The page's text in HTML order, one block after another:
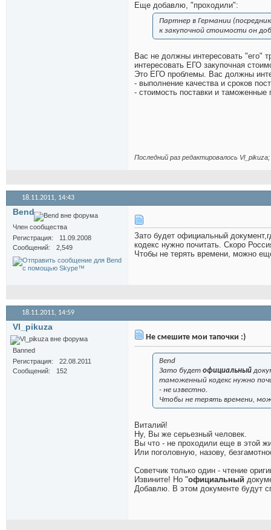
Еще добавлю, "проходили":
Партнер в Германии
к закупочной стоимости он
Вас не должны интересовать "его"
интересовать ЕГО закупочная
Это ЕГО проблемы. Вас должны
- выполнение качества и сроков
- стоимость поставки и
Последний раз редактировалось
18.11.2011, 14:43
Bend
Член сообщества
Регистрация
11.09.2008
Сообщений
2,549
Зато будет официальный
кодекс нужно почитать. Скоро
Чтобы не терять времени, можно
18.11.2011, 14:59
Vl_pikuza
Banned
Регистрация
22.08.2011
Сообщений
152
Не смешите мои тапочки :)
Bend
Зато будет официальный
таможенный кодекс нужно
- не известно.
Чтобы не терять времени,
Виталий!
Ну, Вы же серьезный человек.
Вы что - не проходили еще в этой
Или поголовную, назову,
Советчик только один - чтение
Извините! Но "официальный
Добавлю. В этом документе будут